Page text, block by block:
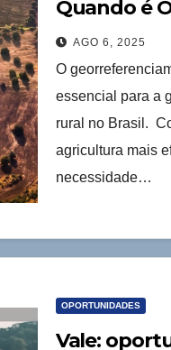
Quando é
AGO 6, 2025
O
essencial para a
rural no Brasil.
agricultura mais
necessidade…
OPORTUNIDADES
Vale: